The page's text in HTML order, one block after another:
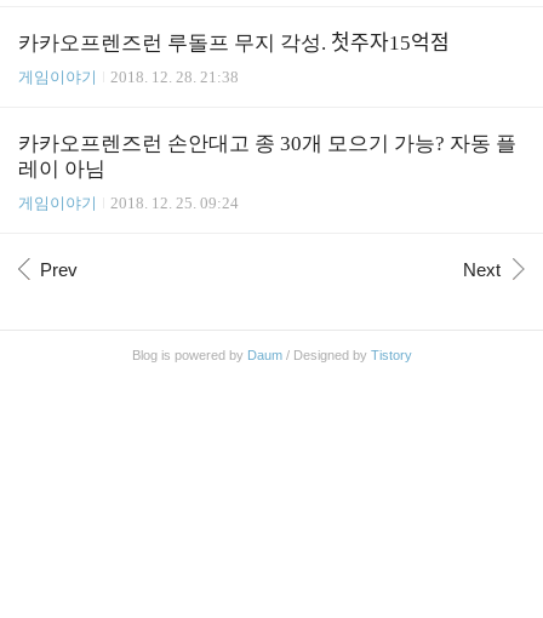
카카오프렌즈런 루돌프 무지 각성. 첫주자15억점
게임이야기 2018. 12. 28. 21:38
카카오프렌즈런 손안대고 종 30개 모으기 가능? 자동 플
레이 아님
게임이야기 2018. 12. 25. 09:24
Prev Next
Blog is powered by Daum/ Designed by Tistory